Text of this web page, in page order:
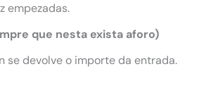
empezadas.
que nesta exista aforo)
se devolve o importe da entrada.